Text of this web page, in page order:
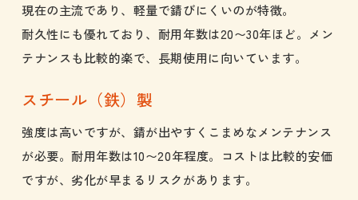
現在の主流であり、軽量で錆びにくいのが特徴。
耐久性にも優れており、耐用年数は20〜30年ほど。メン
テナンスも比較的楽で、長期使用に向いています。
スチール（鉄）製
強度は高いですが、錆が出やすくこまめなメンテナンス
が必要。耐用年数は10〜20年程度。コストは比較的安価
ですが、劣化が早まるリスクがあります。